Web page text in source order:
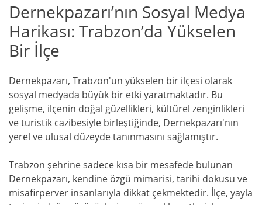
Dernekpazarı’nın Sosyal Medya
Harikası: Trabzon’da Yükselen
Bir İlçe
Dernekpazarı, Trabzon'un yükselen bir ilçesi olarak
sosyal medyada büyük bir etki yaratmaktadır. Bu
gelişme, ilçenin doğal güzellikleri, kültürel zenginlikleri
ve turistik cazibesiyle birleştiğinde, Dernekpazarı'nın
yerel ve ulusal düzeyde tanınmasını sağlamıştır.
Trabzon şehrine sadece kısa bir mesafede bulunan
Dernekpazarı, kendine özgü mimarisi, tarihi dokusu ve
misafirperver insanlarıyla dikkat çekmektedir. İlçe, yayla